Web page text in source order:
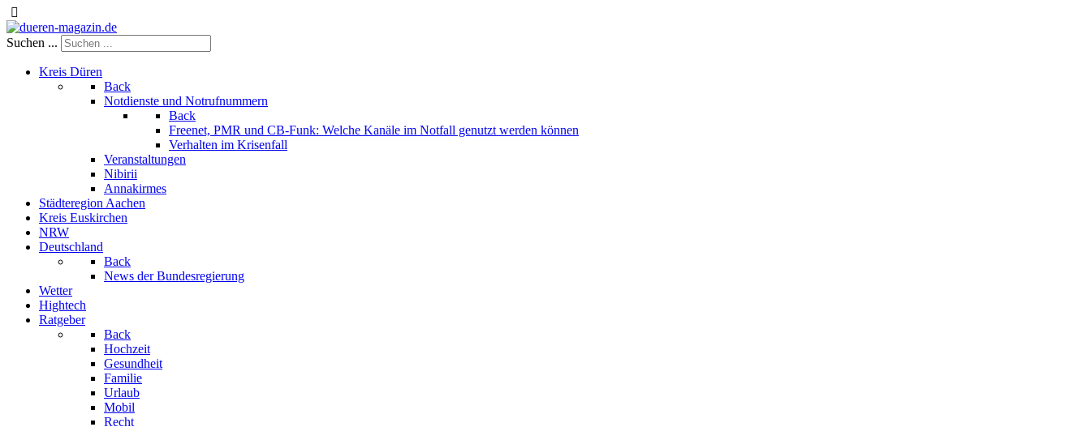
Suchen ...
Kreis Düren
Back
Notdienste und Notrufnummern
Back
Freenet, PMR und CB-Funk: Welche Kanäle im Notfall genutzt werden können
Verhalten im Krisenfall
Veranstaltungen
Nibirii
Annakirmes
Städteregion Aachen
Kreis Euskirchen
NRW
Deutschland
Back
News der Bundesregierung
Wetter
Hightech
Ratgeber
Back
Hochzeit
Gesundheit
Familie
Urlaub
Mobil
Recht